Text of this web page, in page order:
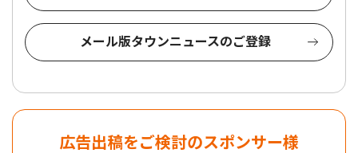
メール版タウンニュースのご登録
広告出稿をご検討のスポンサー様